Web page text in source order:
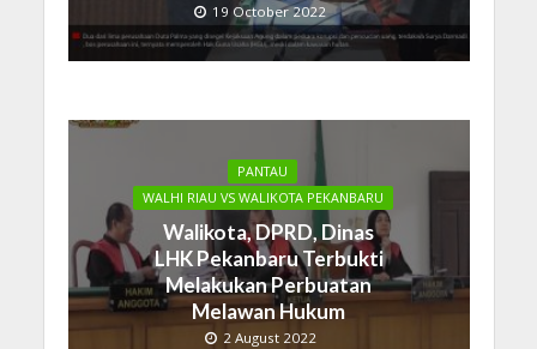
19 October 2022
PANTAU
WALHI RIAU VS WALIKOTA PEKANBARU
Walikota, DPRD, Dinas
LHK Pekanbaru Terbukti
Melakukan Perbuatan
Melawan Hukum
2 August 2022